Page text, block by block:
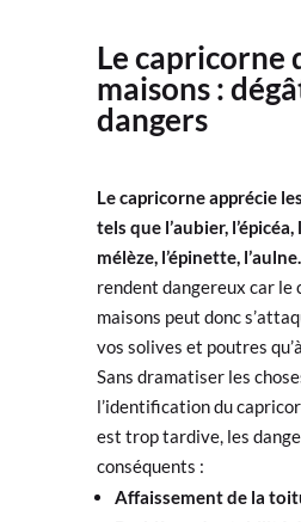
Le capricorne
maisons :
dangers
Le capricorne apprécie
tels que l’aubier,
mélèze, l’épinette,
rendent dangereux car le
maisons peut donc
vos solives et poutres
Sans dramatiser les
l’identification du
est trop tardive, les
conséquents :
Affaissement de la